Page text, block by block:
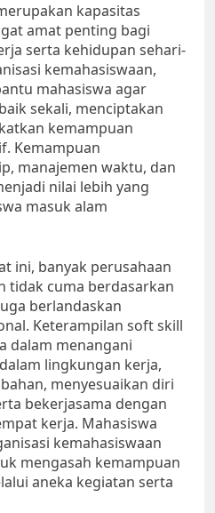
kapasitas
amat penting bagi
serta kehidupan sehari-
kemahasiswaan,
mahasiswa agar
sekali, menciptakan
kemampuan
Kemampuan
manajemen waktu, dan
nilai lebih yang
masuk alam
ini, banyak perusahaan
tidak cuma berdasarkan
berlandaskan
Keterampilan soft skill
dalam menangani
lingkungan kerja,
menyesuaikan diri
bekerjasama dengan
kerja. Mahasiswa
kemahasiswaan
mengasah kemampuan
aneka kegiatan serta